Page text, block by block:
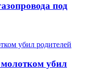
под
убил